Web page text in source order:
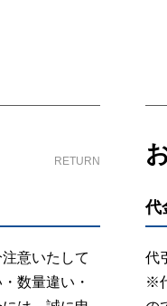
RETURN
意いたして
数量違い・
代
代
※